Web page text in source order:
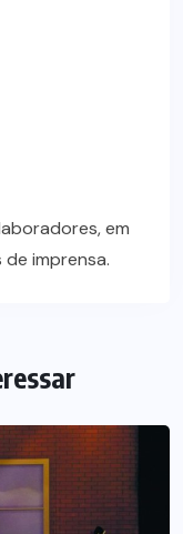
em
imprensa.